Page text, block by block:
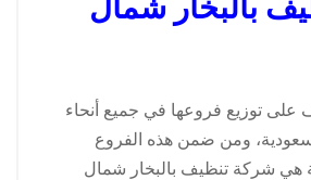
بالبخار شمال
توزيع فروعها في جميع أنحاء
ومن ضمن هذه الفروع
هي شركة تنظيف بالبخار شمال